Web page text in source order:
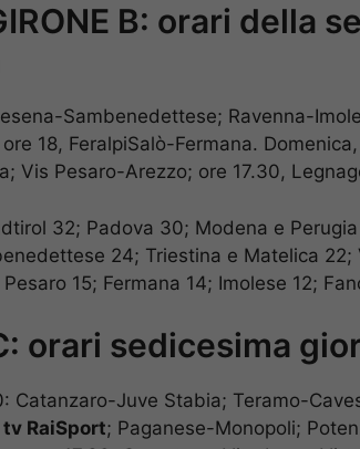
B: orari della
Sambenedettese; Ravenna-
18, FeralpiSalò-Fermana.
Vis Pesaro-Arezzo; ore 17.30,
32; Padova 30; Modena e
24; Triestina e Matelica 22;
15; Fermana 14; Imolese 12;
orari sedicesima
Catanzaro-Juve Stabia; Teramo-
RaiSport; Paganese-Monopoli;